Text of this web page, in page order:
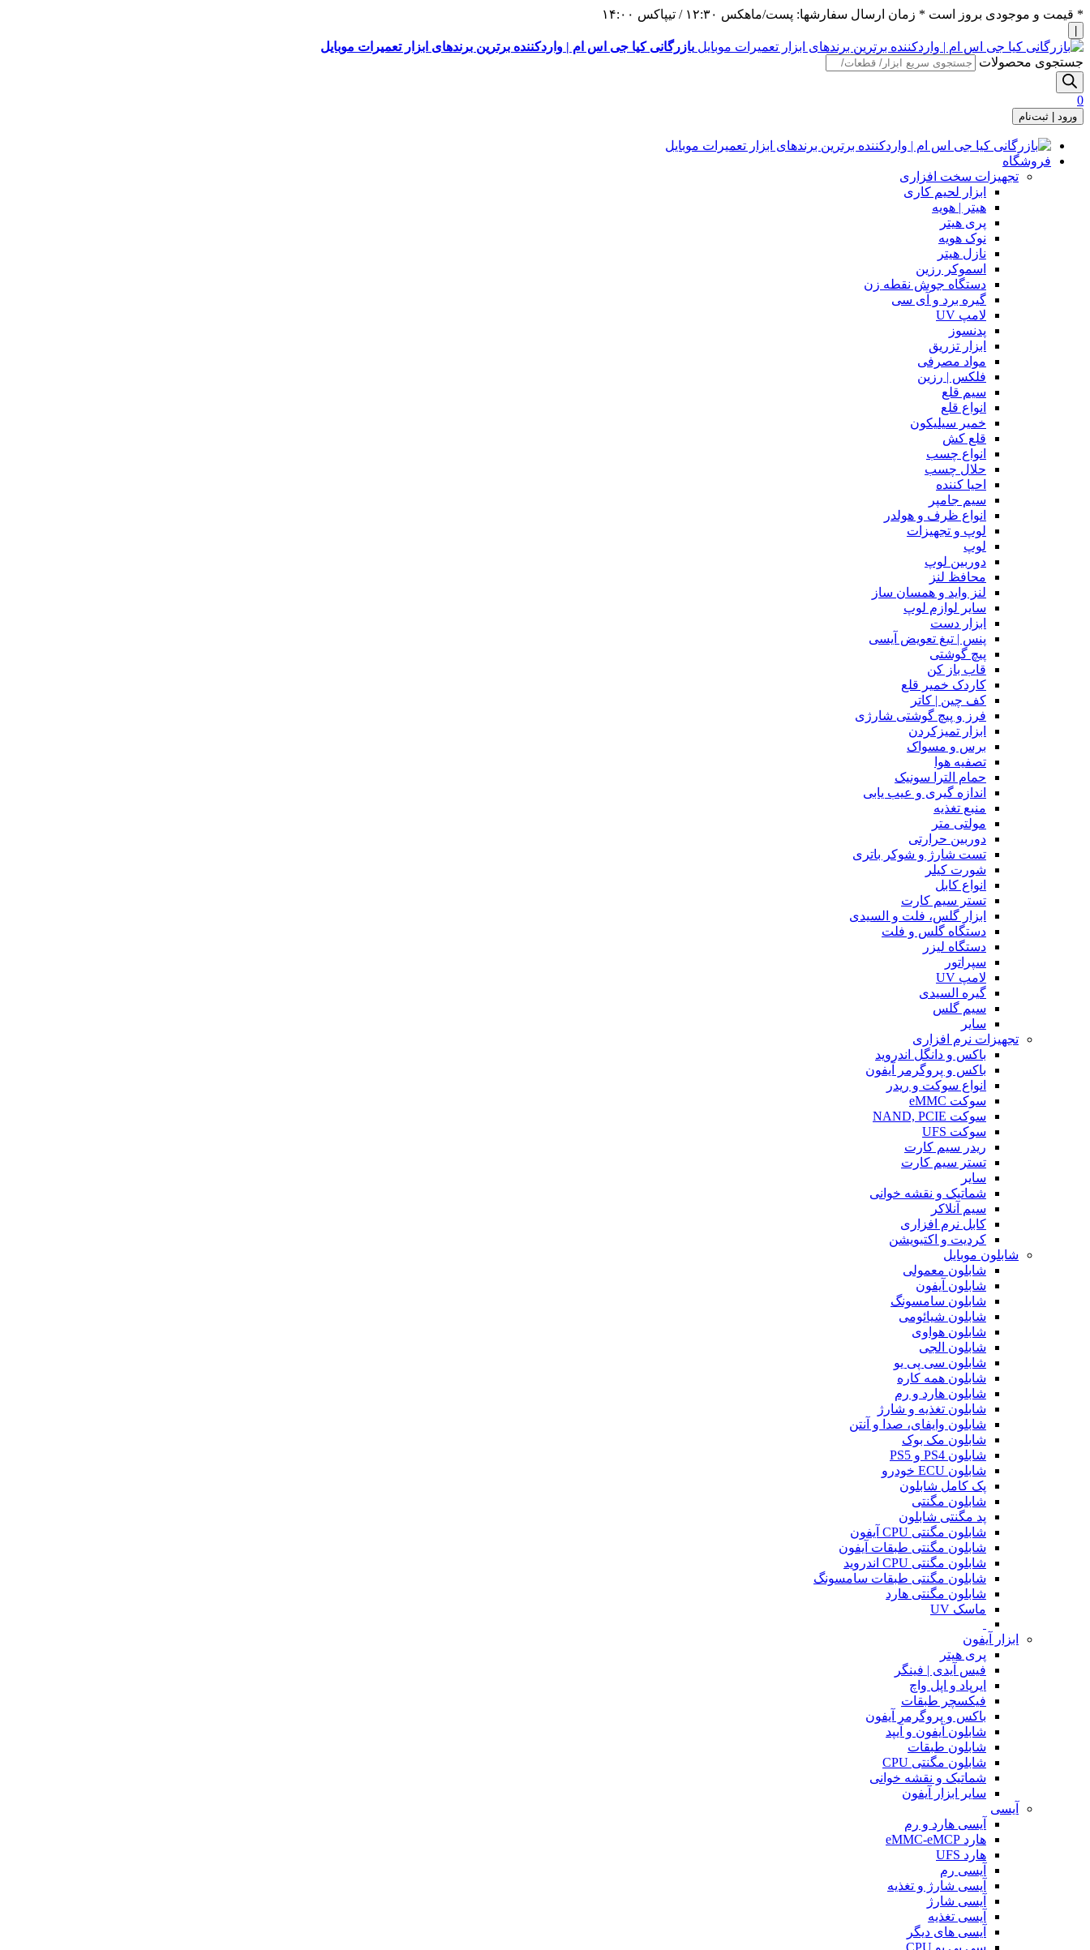
* قیمت و موجودی بروز است * زمان ارسال سفارشها: پست/ماهکس ١٢:٣٠ / تیپاکس ١۴:٠٠
بازرگانی کیا جی اس ام | واردکننده برترین برندهای ابزار تعمیرات موبایل
جستجوی محصولات
0
ورود | ثبت‌نام
فروشگاه
تجهیزات سخت افزاری
ابزار لحیم کاری
هیتر | هویه
پری هیتر
نوک هویه
نازل هیتر
اسموکر رزین
دستگاه جوش نقطه زن
گیره برد و آی سی
لامپ UV
پدنسوز
ابزار تزریق
مواد مصرفی
فلکس | رزین
سیم قلع
انواع قلع
خمیر سیلیکون
قلع کش
انواع چسب
حلال چسب
احیا کننده
سیم جامپر
انواع ظرف و هولدر
لوپ و تجهیزات
لوپ
دوربین لوپ
محافظ لنز
لنز واید و همسان ساز
سایر لوازم لوپ
ابزار دست
پنس | تیغ تعویض آیسی
پیچ گوشتی
قاب باز کن
کاردک خمیر قلع
کف چین | کاتر
فرز و پیچ گوشتی شارژی
ابزار تمیزکردن
برس و مسواک
تصفیه هوا
حمام الترا سونیک
اندازه گیری و عیب یابی
منبع تغذیه
مولتی متر
دوربین حرارتی
تست شارژ و شوکر باتری
شورت کیلر
انواع کابل
تستر سیم کارت
ابزار گلس، فلت و السیدی
دستگاه گلس و فلت
دستگاه لیزر
سپراتور
لامپ UV
گیره السیدی
سیم گلس
سایر
تجهیزات نرم افزاری
باکس و دانگل اندروید
باکس و پروگرمر آیفون
انواع سوکت و ریدر
سوکت eMMC
سوکت NAND, PCIE
سوکت UFS
ریدر سیم کارت
تستر سیم کارت
سایر
شماتیک و نقشه خوانی
سیم آنلاکر
کابل نرم افزاری
کردیت و اکتیویشن
شابلون موبایل
شابلون معمولی
شابلون آیفون
شابلون سامسونگ
شابلون شیائومی
شابلون هواوی
شابلون الجی
شابلون سی پی یو
شابلون همه کاره
شابلون هارد و رم
شابلون تغذیه و شارژ
شابلون وایفای، صدا و آنتن
شابلون مک بوک
شابلون PS4 و PS5
شابلون ECU خودرو
پک کامل شابلون
شابلون مگنتی
پد مگنتی شابلون
شابلون مگنتی CPU آیفون
شابلون مگنتی طبقات آیفون
شابلون مگنتی CPU اندروید
شابلون مگنتی طبقات سامسونگ
شابلون مگنتی هارد
ماسک UV
ابزار آیفون
پری هیتر
فیس آیدی | فینگر
ایرپاد و اپل واچ
فیکسچر طبقات
باکس و پروگرمر آیفون
شابلون آیفون و آیپد
شابلون طبقات
شابلون مگنتی CPU
شماتیک و نقشه خوانی
سایر ابزار آیفون
آیسی
آیسی هارد و رم
هارد eMMC-eMCP
هارد UFS
آیسی رم
آیسی شارژ و تغذیه
آیسی شارژ
آیسی تغذیه
آیسی های دیگر
سی پی یو CPU